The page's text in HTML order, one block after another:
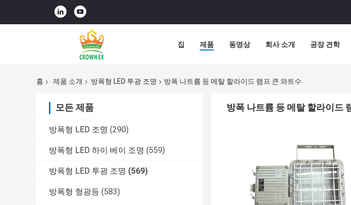
집 제품 동영상 회사 소개 공장 견학
홈 제품 소개 방폭형 LED 투광 조명 방폭 나트륨 등 메탈 할라이드 램프 큰 와트수
모든 제품
방폭형 LED 조명 (290)
방폭형 LED 하이 베이 조명 (559)
방폭형 LED 투광 조명 (569)
방폭형 형광등 (583)
방폭 나트륨 등 메탈 할라이드